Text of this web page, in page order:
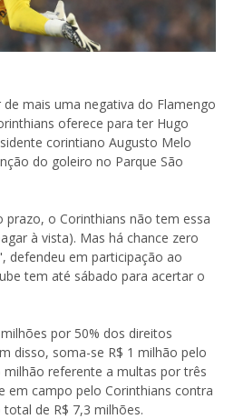
de mais uma negativa do Flamengo
oferece para ter Hugo
corintiano Augusto Melo
do goleiro no Parque São
prazo, o Corinthians não tem essa
à vista). Mas há chance zero
defendeu em participação ao
tem até sábado para acertar o
por 50% dos direitos
disso, soma-se R$ 1 milhão pelo
referente a multas por três
em campo pelo Corinthians contra
de R$ 7,3 milhões.